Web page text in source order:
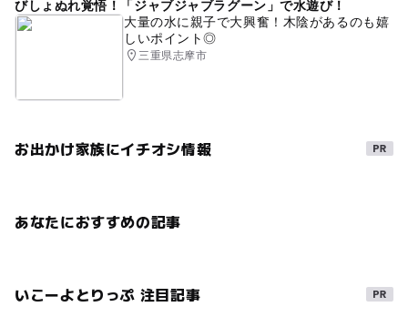
びしょぬれ覚悟！「ジャブジャブラグーン」で水遊び！
大量の水に親子で大興奮！木陰があるのも嬉
しいポイント◎
三重県志摩市
お出かけ家族にイチオシ情報
あなたにおすすめの記事
いこーよとりっぷ 注目記事